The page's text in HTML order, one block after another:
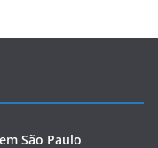
São Paulo